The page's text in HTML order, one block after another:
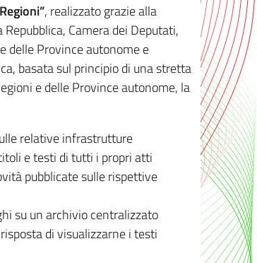
, realizzato grazie alla
Camera dei Deputati,
delle Province autonome e
basata sul principio di una stretta
e delle Province autonome, la
relative infrastrutture
e testi di tutti i propri atti
pubblicate sulle rispettive
su un archivio centralizzato
di visualizzarne i testi